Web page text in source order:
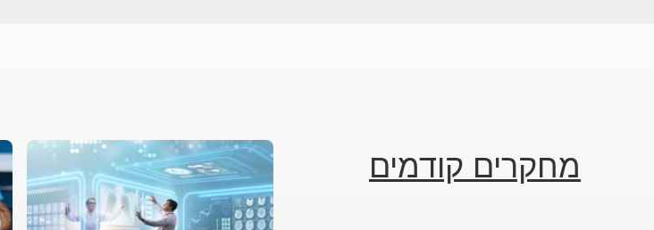
מחקרים קודמים